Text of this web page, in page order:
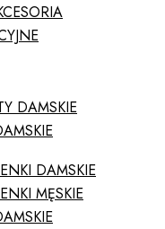
DAMSKIE
DAMSKIE
MĘSKIE